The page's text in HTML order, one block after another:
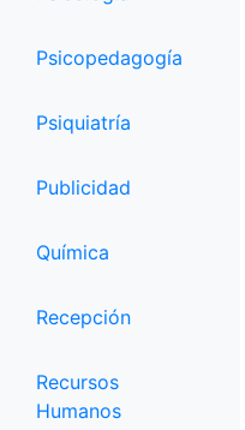
Psicopedagogía
Psiquiatría
Publicidad
Química
Recepción
Recursos
Humanos